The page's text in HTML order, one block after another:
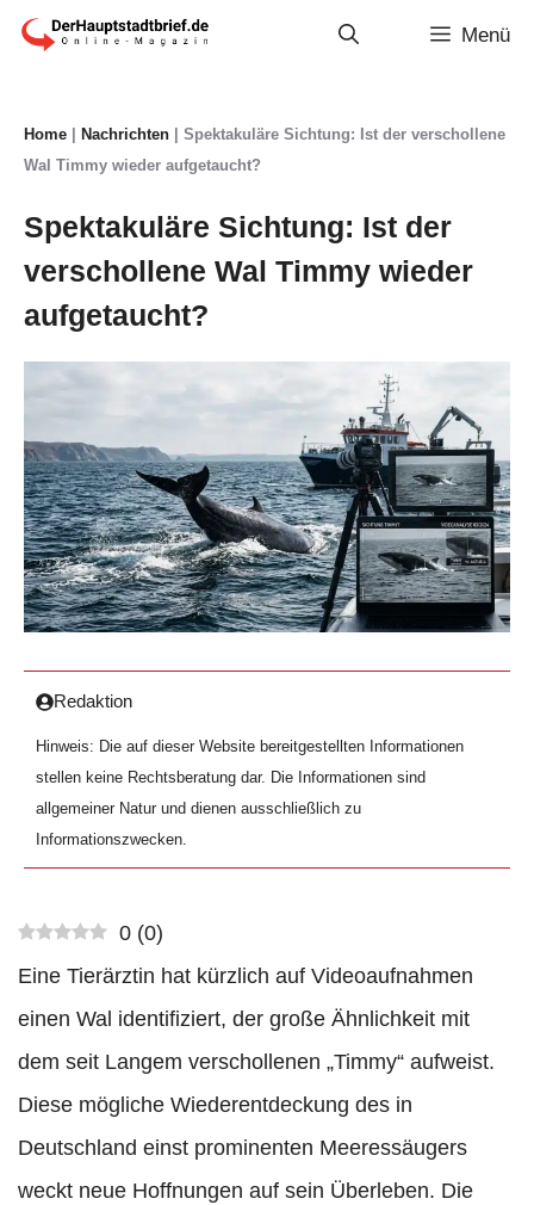
Zum
Menü
Home Nachrichten
Spektakuläre Sichtung: Ist der verschollene
Wal Timmy wieder aufgetaucht?
Spektakuläre Sichtung: Ist der
verschollene Wal Timmy wieder
aufgetaucht?
Redaktion
Hinweis: Die auf dieser Website bereitgestellten Informationen
stellen keine Rechtsberatung dar. Die Informationen sind
allgemeiner Natur und dienen ausschließlich zu
Informationszwecken.
0 (0)
Eine Tierärztin hat kürzlich auf Videoaufnahmen
einen Wal identifiziert, der große Ähnlichkeit mit
dem seit Langem verschollenen „Timmy“ aufweist.
Diese mögliche Wiederentdeckung des in
Deutschland einst prominenten Meeressäugers
weckt neue Hoffnungen auf sein Überleben. Die